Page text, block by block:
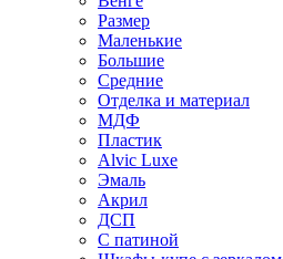
Размер
Маленькие
Большие
Средние
Отделка и материал
МДФ
Пластик
Alvic Luxe
Эмаль
Акрил
ДСП
С патиной